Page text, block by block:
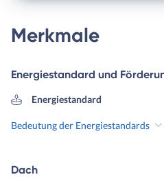
Merkmale
Energiestandard und
Energiestandard
Bedeutung der Energiestandards
Dach